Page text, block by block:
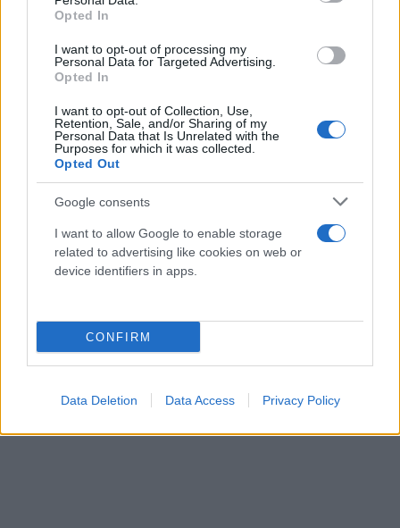
Opted In
I want to opt-out of processing my
Personal Data for Targeted Advertising.
Opted In
I want to opt-out of Collection, Use,
Retention, Sale, and/or Sharing of my
Personal Data that Is Unrelated with the
Purposes for which it was collected.
Opted Out
Google consents
I want to allow Google to enable storage
related to advertising like cookies on web or
device identifiers in apps.
CONFIRM
Data Deletion Data Access Privacy Policy